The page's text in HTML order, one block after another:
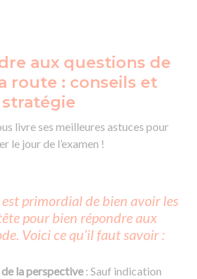
aux questions de
route : conseils et
stratégie
livre ses meilleures astuces pour
le jour de l’examen !
est primordial de bien avoir les
pour bien répondre aux
Voici ce qu’il faut savoir :
la perspective : Sauf indication